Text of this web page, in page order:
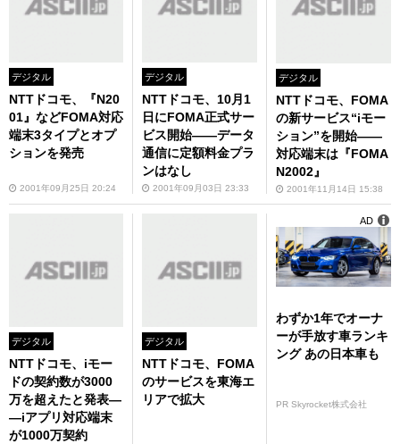
デジタル
NTTドコモ、『N20
01』などFOMA対応
端末3タイプとオプ
ションを発売
2001年09月25日 20:24
デジタル
NTTドコモ、10月1
日にFOMA正式サー
ビス開始――データ
通信に定額料金プラ
ンはなし
2001年09月03日 23:33
デジタル
NTTドコモ、FOMA
の新サービス“iモー
ション”を開始――
対応端末は『FOMA
N2002』
2001年11月14日 15:38
デジタル
NTTドコモ、iモー
ドの契約数が3000
万を超えたと発表―
―iアプリ対応端末
が1000万契約
デジタル
NTTドコモ、FOMA
のサービスを東海エ
リアで拡大
わずか1年でオーナ
ーが手放す車ランキ
ング あの日本車も
PR Skyrocket株式会社
AD